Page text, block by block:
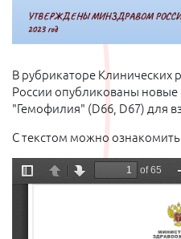
В рубрикаторе
России опубликованы
"Гемофилия" (D66, D67) для
С текстом можно